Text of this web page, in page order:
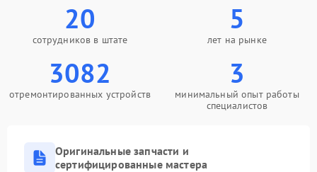
20
сотрудников в штате
5
лет на рынке
3082
отремонтированных устройств
3
минимальный опыт работы
специалистов
Оригинальные запчасти и
сертифицированные мастера